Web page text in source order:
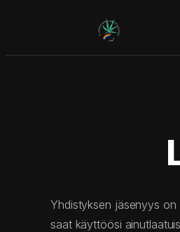
Yhdistyksen jäsenyys on
saat käyttöösi